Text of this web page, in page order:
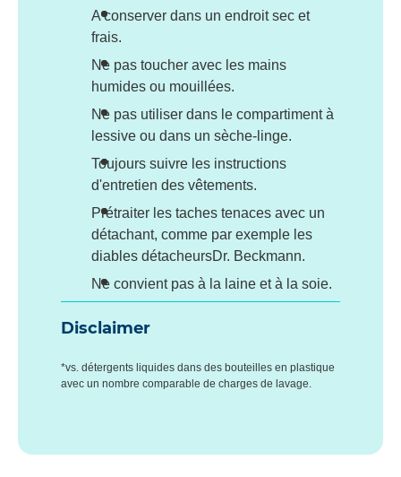
A conserver dans un endroit sec et
frais.
Ne pas toucher avec les mains
humides ou mouillées.
Ne pas utiliser dans le compartiment à
lessive ou dans un sèche-linge.
Toujours suivre les instructions
d'entretien des vêtements.
Prétraiter les taches tenaces avec un
détachant, comme par exemple les
diables détacheursDr. Beckmann.
Ne convient pas à la laine et à la soie.
Disclaimer
*vs. détergents liquides dans des bouteilles en plastique
avec un nombre comparable de charges de lavage.